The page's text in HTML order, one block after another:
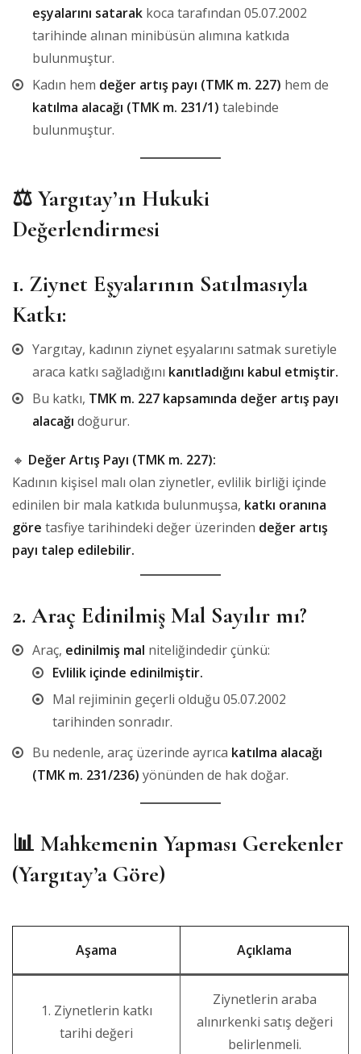
eşyalarını satarak koca tarafından 05.07.2002
tarihinde alınan minibüsün alımına katkıda
bulunmuştur.
Kadın hem değer artış payı (TMK m. 227) hem de
katılma alacağı (TMK m. 231/1) talebinde
bulunmuştur.
⚖️ Yargıtay’ın Hukuki
Değerlendirmesi
1. Ziynet Eşyalarının Satılmasıyla
Katkı:
Yargıtay, kadının ziynet eşyalarını satmak suretiyle
araca katkı sağladığını kanıtladığını kabul etmiştir.
Bu katkı, TMK m. 227 kapsamında değer artış payı
alacağı doğurur.
🔸 Değer Artış Payı (TMK m. 227):
Kadının kişisel malı olan ziynetler, evlilik birliği içinde
edinilen bir mala katkıda bulunmuşsa, katkı oranına
göre tasfiye tarihindeki değer üzerinden değer artış
payı talep edilebilir.
2. Araç Edinilmiş Mal Sayılır mı?
Araç, edinilmiş mal niteliğindedir çünkü:
Evlilik içinde edinilmiştir.
Mal rejiminin geçerli olduğu 05.07.2002
tarihinden sonradır.
Bu nedenle, araç üzerinde ayrıca katılma alacağı
(TMK m. 231/236) yönünden de hak doğar.
📊 Mahkemenin Yapması Gerekenler
(Yargıtay’a Göre)
Aşama Açıklama
1. Ziynetlerin katkı
tarihi değeri
Ziynetlerin araba
alınırkenki satış değeri
belirlenmeli.